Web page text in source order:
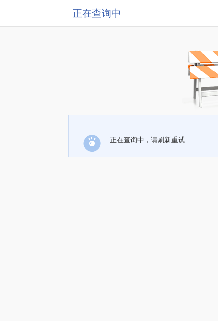
正在查询中
正在查询中，请刷新重试